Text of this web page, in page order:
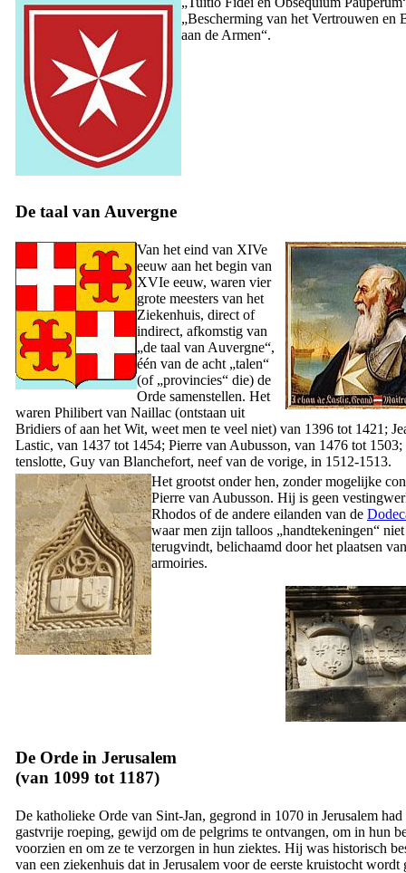
„Bescherming van het Vertrouwen en
aan de Armen“.
De taal van Auvergne
Van het eind van XIVe
eeuw aan het begin van
XVIe eeuw, waren vier
grote meesters van het
Ziekenhuis, direct of
indirect, afkomstig van
„de taal van Auvergne“,
één van de acht „talen“
(of „provincies“ die) de
Orde samenstellen. Het
waren Philibert van Naillac (ontstaan uit
Bridiers of aan het Wit, weet men te veel niet) van 1396 tot 1421;
Lastic, van 1437 tot 1454; Pierre van Aubusson, van 1476 tot 1503;
tenslotte, Guy van Blanchefort, neef van de vorige, in 1512-1513.
Het grootst onder hen, zonder mogelijke
Pierre van Aubusson. Hij is geen
Rhodos of de andere eilanden van de
waar men zijn talloos „handtekeningen“ niet
terugvindt, belichaamd door het plaatsen
armoiries.
De Orde in Jerusalem
(van 1099 tot 1187)
De katholieke Orde van Sint-Jan, gegrond in 1070 in Jerusalem had
gastvrije roeping, gewijd om de pelgrims te ontvangen, om in hun
voorzien en om ze te verzorgen in hun ziektes. Hij was historisch
van een ziekenhuis dat in Jerusalem voor de eerste kruistocht wordt